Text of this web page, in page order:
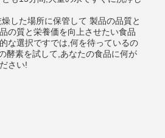
した場所に保管して 製品の品質と
の質と栄養価を向上させたい食品
な選択ですでは,何を待っているの
酵素を試して,あなたの食品に何が
さい!